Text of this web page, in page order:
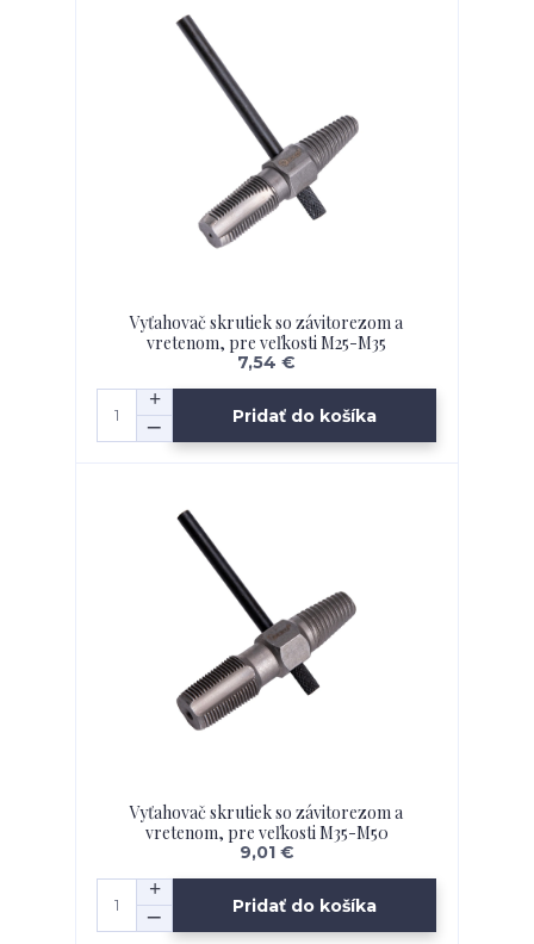
Vyťahovač skrutiek so závitorezom a
vretenom, pre veľkosti M25-M35
7,54 €
Pridať do košíka
Vyťahovač skrutiek so závitorezom a
vretenom, pre veľkosti M35-M50
9,01 €
Pridať do košíka